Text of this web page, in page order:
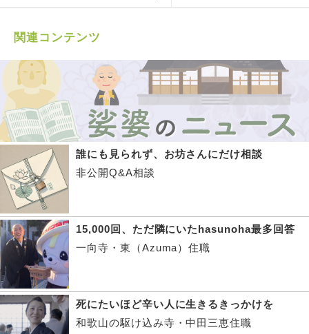
関連コンテンツ
誰にも見られず、お坊さんにだけ相談
非公開Q&A相談
15,000回、ただ隣にいたhasunoha最多回答
一向寺・東（Azuma）住職
死にたいほど辛い人に生きるきっかけを
和歌山の駆け込み寺・中田三恵住職